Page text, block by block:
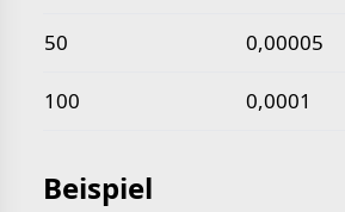
50 0,00005
100 0,0001
Beispiel